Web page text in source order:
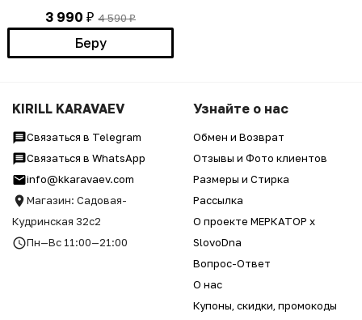
3 990 ₽ 4 590₽
Беру
KIRILL KARAVAEV
Связаться в Telegram
Связаться в WhatsApp
info@kkaravaev.com
Магазин: Садовая-
Кудринская 32с2
Пн—Вс 11:00—21:00
Узнайте о нас
Обмен и Возврат
Отзывы и Фото клиентов
Размеры и Стирка
Рассылка
О проекте МЕРКАТОР x
SlovoDna
Вопрос-Ответ
О нас
Купоны, скидки, промокоды